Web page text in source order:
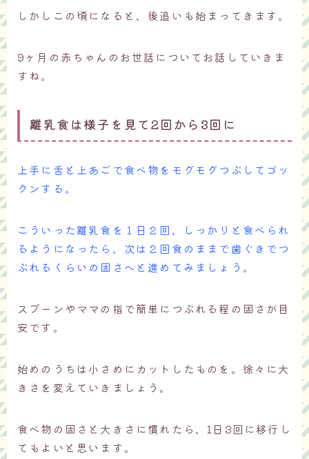
しかしこの頃になると、後追いも始まってきます。
9ヶ月の赤ちゃんのお世話についてお話していきま
すね。
離乳食は様子を見て2回から3回に
上手に舌と上あごで食べ物をモグモグつぶしてゴッ
クンする。
こういった離乳食を１日２回、しっかりと食べられ
るようになったら、次は２回食のままで歯ぐきでつ
ぶれるくらいの固さへと進めてみましょう。
スプーンやママの指で簡単につぶれる程の固さが目
安です。
始めのうちは小さめにカットしたものを。徐々に大
きさを変えていきましょう。
食べ物の固さと大きさに慣れたら、1日3回に移行し
てもよいと思います。